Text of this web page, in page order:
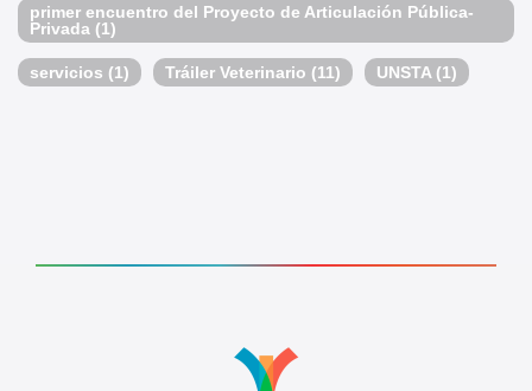
primer encuentro del Proyecto de Articulación Pública-
Privada (1)
servicios (1) Tráiler Veterinario (11) UNSTA (1)